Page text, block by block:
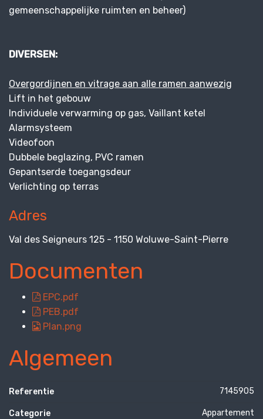
gemeenschappelijke ruimten en beheer)
DIVERSEN:
Overgordijnen en vitrage aan alle ramen aanwezig
Lift in het gebouw
Individuele verwarming op gas, Vaillant ketel
Alarmsysteem
Videofoon
Dubbele beglazing, PVC ramen
Gepantserde toegangsdeur
Verlichting op terras
Adres
Val des Seigneurs 125 - 1150 Woluwe-Saint-Pierre
Documenten
EPC.pdf
PEB.pdf
Plan.png
Algemeen
Referentie 7145905
Categorie Appartement